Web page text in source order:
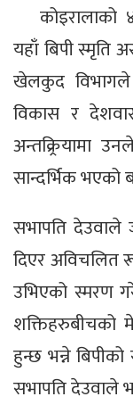
यहाँ बिपी स्मृति
खेलकुद
विकास र
अन्तक्र्रियामा
सान्दर्भिक भएको
सभापति देउवाले
दिएर अविचलित
उभिएको स्मरण
शक्तिहरुबीचको
हुन्छ भन्ने
सभापति देउवाले